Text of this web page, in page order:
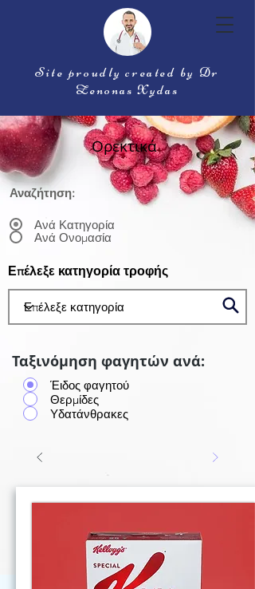
Site proudly created by Dr
Zenonas Xydas
Ορεκτικά
Αναζήτηση:
Ανά Κατηγορία
Ανά Ονομασία
Επέλεξε κατηγορία τροφής
Ταξινόμηση φαγητών ανά:
Έιδος φαγητού
Θερμίδες
Υδατάνθρακες